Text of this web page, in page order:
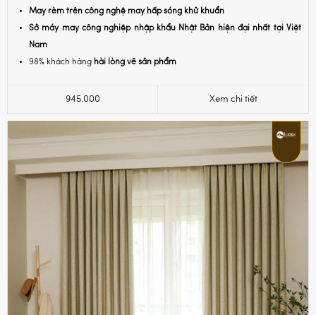
May rèm trên công nghệ may hấp sóng khử khuẩn
Sở máy may công nghiệp nhập khẩu Nhật Bản hiện đại nhất tại Việt
Nam
98% khách hàng hài lòng về sản phẩm
945.000 Xem chi tiết